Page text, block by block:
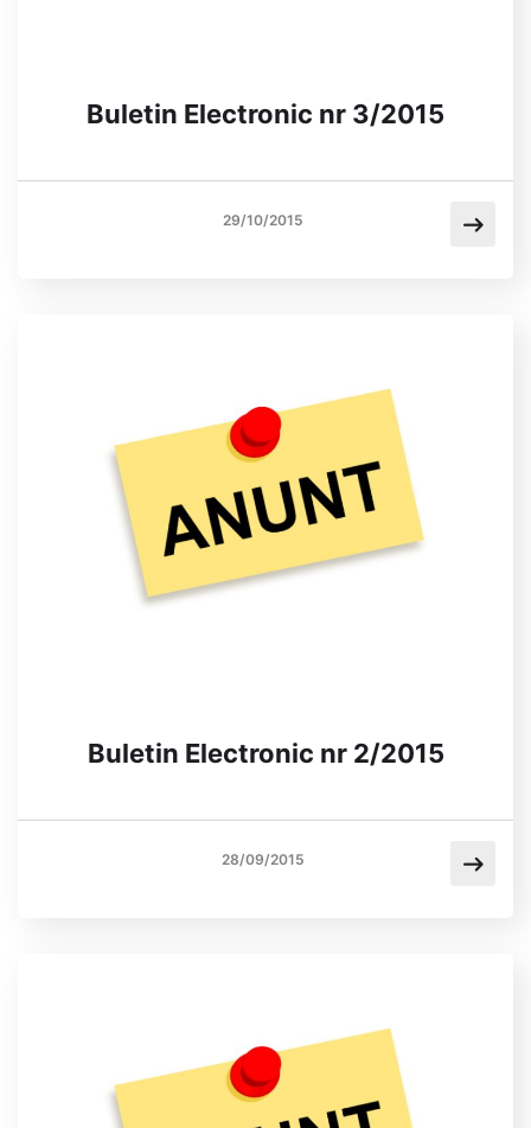
Buletin Electronic nr 3/2015
29/10/2015
Buletin Electronic nr 2/2015
28/09/2015